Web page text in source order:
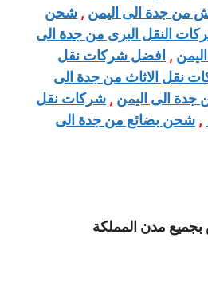
من جدة الى اليمن, شحن
النقل البرى من جدة الى
, افضل شركات نقل
نقل الاثاث من جدة الى
الى اليمن, شركات نقل
, شحن بضائع من جدة الى
مدن المملكة